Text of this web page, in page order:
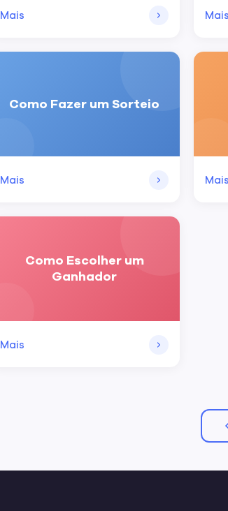
Mais Mais
Como Fazer um Sorteio
Mais Mais
Como Escolher um
Ganhador
Mais